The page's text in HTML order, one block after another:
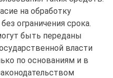
на обработку
ограничения срока.
быть переданы
власти
по основаниям и в